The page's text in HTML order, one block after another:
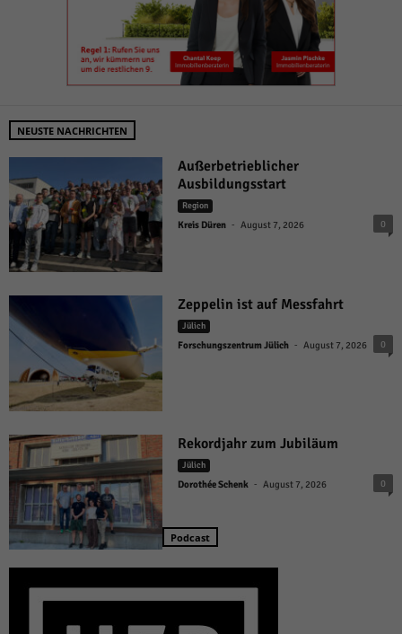
NEUSTE NACHRICHTEN
Außerbetrieblicher
Ausbildungsstart
Region
Kreis Düren - August 7, 2026 0
Zeppelin ist auf Messfahrt
Jülich
Forschungszentrum Jülich - August 7, 2026 0
Rekordjahr zum Jubiläum
Jülich
Dorothée Schenk - August 7, 2026 0
Podcast